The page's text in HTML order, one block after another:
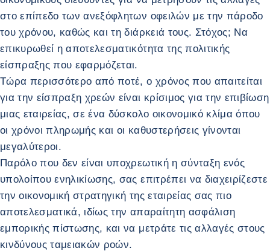
στο επίπεδο των ανεξόφλητων οφειλών με την πάροδο
του χρόνου, καθώς και τη διάρκειά τους. Στόχος; Να
επικυρωθεί η αποτελεσματικότητα της πολιτικής
είσπραξης που εφαρμόζεται.
Τώρα περισσότερο από ποτέ, ο χρόνος που απαιτείται
για την είσπραξη χρεών είναι κρίσιμος για την επιβίωση
μιας εταιρείας, σε ένα δύσκολο οικονομικό κλίμα όπου
οι χρόνοι πληρωμής και οι καθυστερήσεις γίνονται
μεγαλύτεροι.
Παρόλο που δεν είναι υποχρεωτική η σύνταξη ενός
υπολοίπου ενηλικίωσης, σας επιτρέπει να διαχειρίζεστε
την οικονομική στρατηγική της εταιρείας σας πιο
αποτελεσματικά, ιδίως την απαραίτητη ασφάλιση
εμπορικής πίστωσης, και να μετράτε τις αλλαγές στους
κινδύνους ταμειακών ροών.